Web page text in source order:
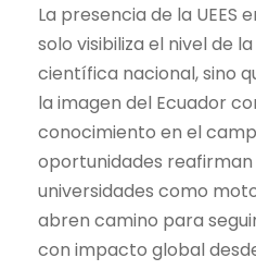
La presencia de la UEES
solo visibiliza el nivel de
científica nacional, sino
la imagen del Ecuador
conocimiento en el
oportunidades reafirman
universidades como
abren camino para
con impacto global